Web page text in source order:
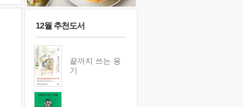
12월 추천도서
끝까지 쓰는 용
기